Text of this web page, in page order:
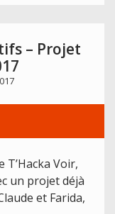
– Projet
Voir,
un projet déjà
et Farida,